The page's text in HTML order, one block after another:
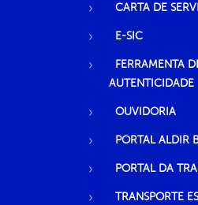
CARTA DE
E-SIC
FERRAMENTA
AUTENTICIDADE
OUVIDORIA
PORTAL ALDIR
PORTAL DA
TRANSPORTE